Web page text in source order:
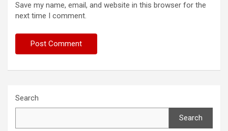
Save my name, email, and website in this browser for the
next time I comment.
Search
Search